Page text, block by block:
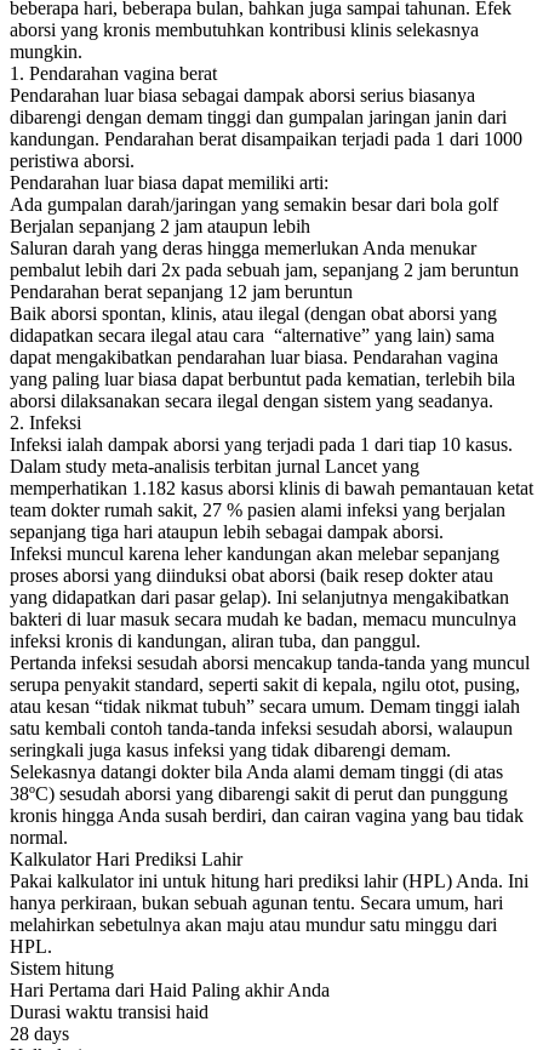
beberapa hari, beberapa bulan, bahkan juga sampai tahunan. Efek
aborsi yang kronis membutuhkan kontribusi klinis selekasnya
mungkin.
1. Pendarahan vagina berat
Pendarahan luar biasa sebagai dampak aborsi serius biasanya
dibarengi dengan demam tinggi dan gumpalan jaringan janin dari
kandungan. Pendarahan berat disampaikan terjadi pada 1 dari 1000
peristiwa aborsi.
Pendarahan luar biasa dapat memiliki arti:
Ada gumpalan darah/jaringan yang semakin besar dari bola golf
Berjalan sepanjang 2 jam ataupun lebih
Saluran darah yang deras hingga memerlukan Anda menukar
pembalut lebih dari 2x pada sebuah jam, sepanjang 2 jam beruntun
Pendarahan berat sepanjang 12 jam beruntun
Baik aborsi spontan, klinis, atau ilegal (dengan obat aborsi yang
didapatkan secara ilegal atau cara “alternative” yang lain) sama
dapat mengakibatkan pendarahan luar biasa. Pendarahan vagina
yang paling luar biasa dapat berbuntut pada kematian, terlebih bila
aborsi dilaksanakan secara ilegal dengan sistem yang seadanya.
2. Infeksi
Infeksi ialah dampak aborsi yang terjadi pada 1 dari tiap 10 kasus.
Dalam study meta-analisis terbitan jurnal Lancet yang
memperhatikan 1.182 kasus aborsi klinis di bawah pemantauan ketat
team dokter rumah sakit, 27 % pasien alami infeksi yang berjalan
sepanjang tiga hari ataupun lebih sebagai dampak aborsi.
Infeksi muncul karena leher kandungan akan melebar sepanjang
proses aborsi yang diinduksi obat aborsi (baik resep dokter atau
yang didapatkan dari pasar gelap). Ini selanjutnya mengakibatkan
bakteri di luar masuk secara mudah ke badan, memacu munculnya
infeksi kronis di kandungan, aliran tuba, dan panggul.
Pertanda infeksi sesudah aborsi mencakup tanda-tanda yang muncul
serupa penyakit standard, seperti sakit di kepala, ngilu otot, pusing,
atau kesan “tidak nikmat tubuh” secara umum. Demam tinggi ialah
satu kembali contoh tanda-tanda infeksi sesudah aborsi, walaupun
seringkali juga kasus infeksi yang tidak dibarengi demam.
Selekasnya datangi dokter bila Anda alami demam tinggi (di atas
38ºC) sesudah aborsi yang dibarengi sakit di perut dan punggung
kronis hingga Anda susah berdiri, dan cairan vagina yang bau tidak
normal.
Kalkulator Hari Prediksi Lahir
Pakai kalkulator ini untuk hitung hari prediksi lahir (HPL) Anda. Ini
hanya perkiraan, bukan sebuah agunan tentu. Secara umum, hari
melahirkan sebetulnya akan maju atau mundur satu minggu dari
HPL.
Sistem hitung
Hari Pertama dari Haid Paling akhir Anda
Durasi waktu transisi haid
28 days